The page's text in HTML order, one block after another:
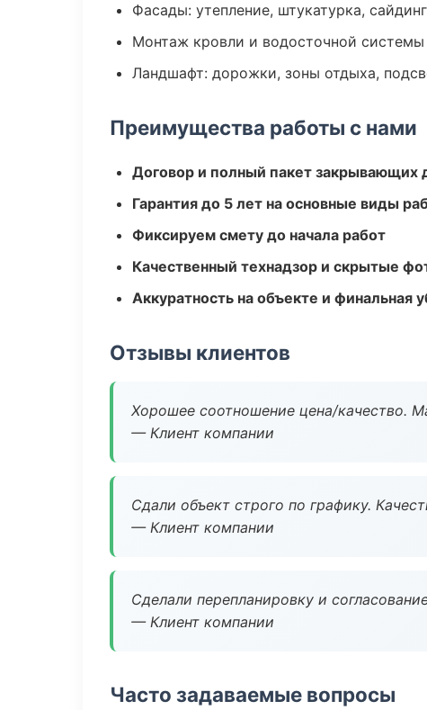
Фасады: утепление, штукатурка, сайдинг
Монтаж кровли и водосточной системы
Ландшафт: дорожки, зоны отдыха,
Преимущества работы с нами
Договор и полный пакет закрывающих
Гарантия до 5 лет на основные виды
Фиксируем смету до начала работ
Качественный технадзор и скрытые
Аккуратность на объекте и финальная
Отзывы клиентов
Хорошее соотношение цена/качество.
— Клиент компании
Сдали объект строго по графику.
— Клиент компании
Сделали перепланировку и
— Клиент компании
Часто задаваемые вопросы